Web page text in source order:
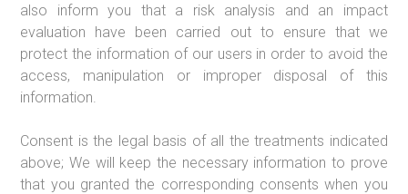
also inform you that a risk analysis and an impact
evaluation have been carried out to ensure that we
protect the information of our users in order to avoid the
access, manipulation or improper disposal of this
information.
Consent is the legal basis of all the treatments indicated
above; We will keep the necessary information to prove
that you granted the corresponding consents when you